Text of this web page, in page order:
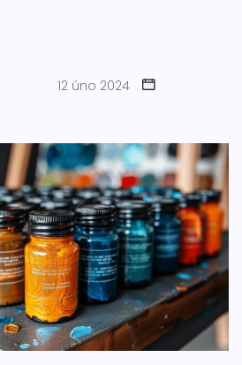
12 úno 2024